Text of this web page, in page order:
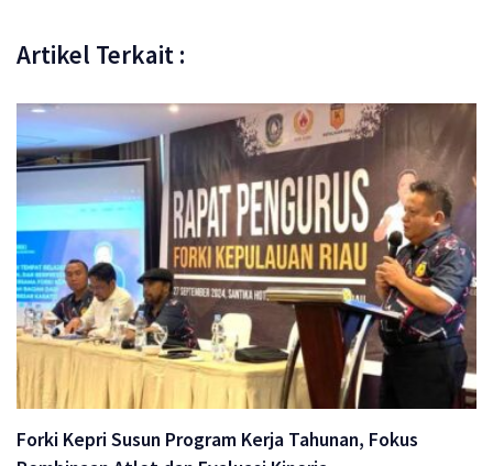
Artikel Terkait :
Forki Kepri Susun Program Kerja Tahunan, Fokus